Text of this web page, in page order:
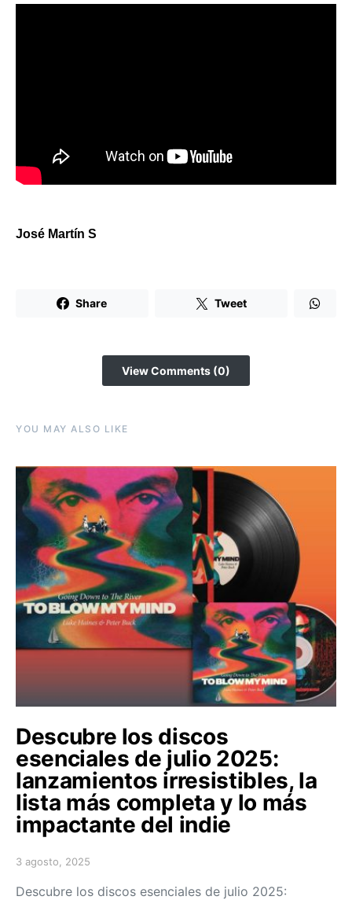
José Martín S
Share Tweet
View Comments (0)
YOU MAY ALSO LIKE
Descubre los discos
esenciales de julio 2025:
lanzamientos irresistibles, la
lista más completa y lo más
impactante del indie
Posted on
3 agosto, 2025
Descubre los discos esenciales de julio 2025: